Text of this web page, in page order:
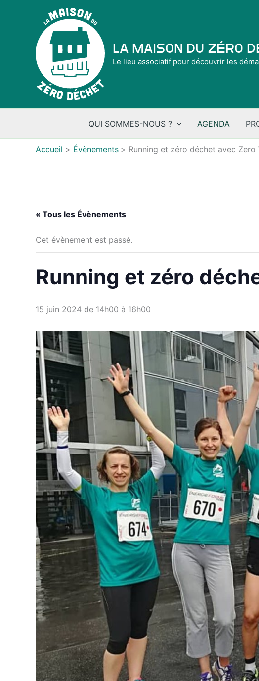
La Maison du Zéro
Le lieu associatif pour découvrir les
QUI SOMMES-NOUS ? AGENDA
Accueil Évènements Running et zéro déchet avec Zero
« Tous les Évènements
Cet évènement est passé.
Running et zéro
15 juin 2024 de 14h00 à 16h00